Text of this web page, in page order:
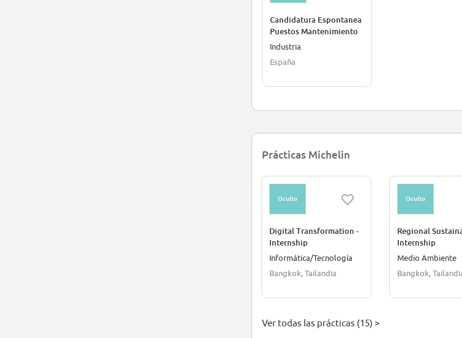
Candidatura Espontanea
Puestos Mantenimiento
Vitoria-Gasteiz 2026
Industria
España
Prácticas Michelin
Oculto
Digital Transformation -
Internship
Informática/Tecnología
Bangkok, Tailandia
Oculto
Regional
Internship
Medio Ambiente
Bangkok,
Ver todas las prácticas (15) >